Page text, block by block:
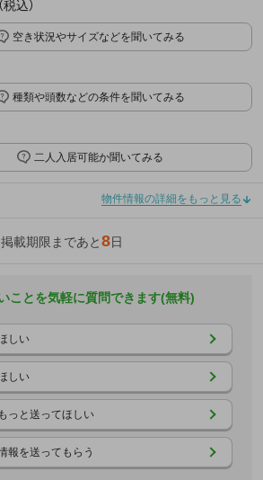
込）
空き状況やサイズなどを聞いてみる
種類や頭数などの条件を聞いてみる
二人入居可能か聞いてみる
物件情報の詳細をもっと見る
掲載期限まであと8日
ことを気軽に質問できます(無料)
しい
しい
っと送ってほしい
報を送ってもらう